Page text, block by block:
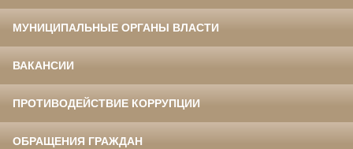
МУНИЦИПАЛЬНЫЕ ОРГАНЫ ВЛАСТИ
ВАКАНСИИ
ПРОТИВОДЕЙСТВИЕ КОРРУПЦИИ
ОБРАЩЕНИЯ ГРАЖДАН